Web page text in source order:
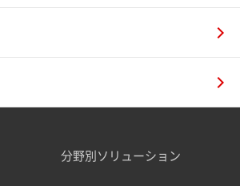
分野別ソリューション